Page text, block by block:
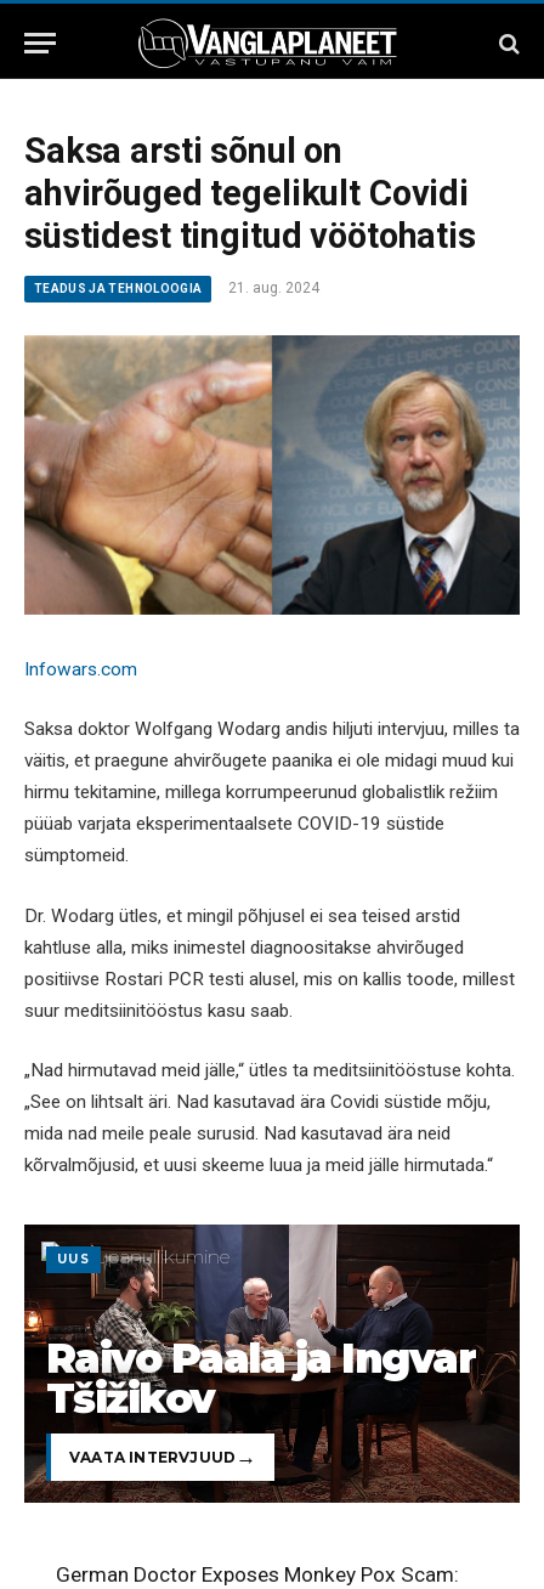
Saksa arsti sõnul on
ahvirõuged tegelikult Covidi
süstidest tingitud vöötohatis
TEADUS JA TEHNOLOOGIA 21. aug. 2024
Infowars.com
Saksa doktor Wolfgang Wodarg andis hiljuti intervjuu, milles ta
väitis, et praegune ahvirõugete paanika ei ole midagi muud kui
hirmu tekitamine, millega korrumpeerunud globalistlik režiim
püüab varjata eksperimentaalsete COVID-19 süstide
sümptomeid.
Dr. Wodarg ütles, et mingil põhjusel ei sea teised arstid
kahtluse alla, miks inimestel diagnoositakse ahvirõuged
positiivse Rostari PCR testi alusel, mis on kallis toode, millest
suur meditsiinitööstus kasu saab.
„Nad hirmutavad meid jälle,“ ütles ta meditsiinitööstuse kohta.
„See on lihtsalt äri. Nad kasutavad ära Covidi süstide mõju,
mida nad meile peale surusid. Nad kasutavad ära neid
kõrvalmõjusid, et uusi skeeme luua ja meid jälle hirmutada.“
UUS
Raivo Paala ja Ingvar
Tšižikov
VAATA INTERVJUUD
German Doctor Exposes Monkey Pox Scam: